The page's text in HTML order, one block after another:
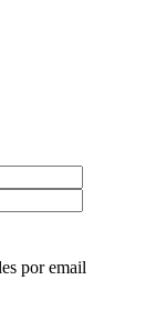
por email